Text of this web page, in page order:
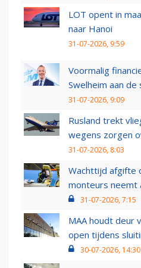
LOT opent in
naar Hanoi
31-07-2026, 9:59
Voormalig
Swelheim aan de
31-07-2026, 9:09
Rusland trekt
wegens zorgen
31-07-2026, 8:03
Wachttijd afgifte
monteurs neemt
31-07-2026, 7:15
MAA houdt deur
open tijdens
30-07-2026, 14:30